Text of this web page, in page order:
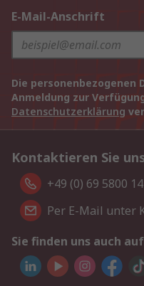
E-Mail-Anschrift
Die personenbezogenen
Anmeldung zur
Datenschutzerklärung
Kontaktieren Sie
+49 (0) 69 5800
Per E-Mail unter
Sie finden uns auch